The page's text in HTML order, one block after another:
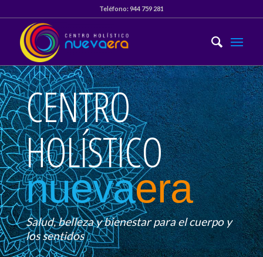
Teléfono:944 759 281
CENTRO
HOLÍSTICO
nuevaera
Salud, belleza y bienestar para el cuerpo y
los sentidos